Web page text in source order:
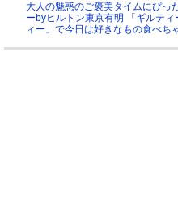
大人の魅惑のご褒美タイムにぴっ
ーbyヒルトン東京有明 「ギルティ
ィー」で今日は好きなもの食べち